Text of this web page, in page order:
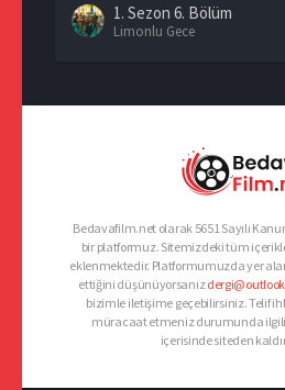
1. Sezon 6. Bölüm
Limonlu Gece
Berlin Dizi İzle
Bedavafilm.net olarak 5651 Sayılı
bir platformuz. Sitemizdeki tüm
eklenmektedir. Platformumuzda yer
ettiğini düşünüyorsanız
bizimle iletişime geçebilirsiniz. Telif
müracaat etmeniz durumunda ilgili
içerisinde siteden